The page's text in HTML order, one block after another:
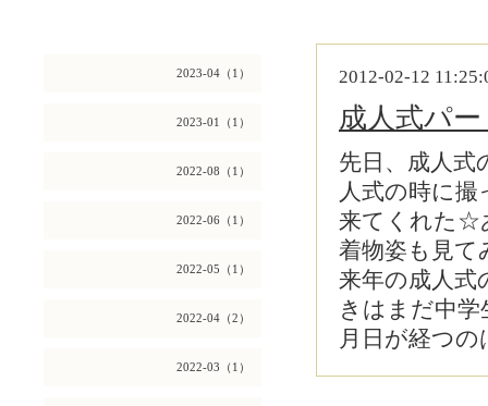
2023-04（1）
2023-01（1）
2022-08（1）
2022-06（1）
2022-05（1）
2022-04（2）
2022-03（1）
2012-02-12
成人式パ
先日、成人
人式の時に
来てくれた☆
着物姿も見
来年の成人
きはまだ中
月日が経つ